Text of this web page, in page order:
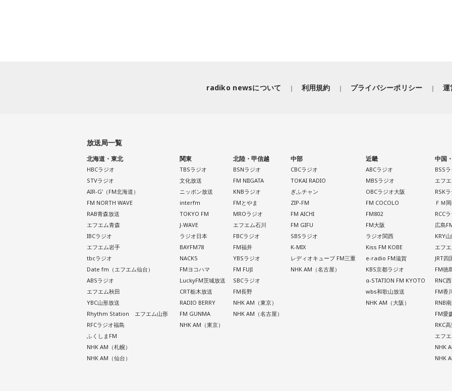
radiko newsについて 利用規約 プライバシーポリシー 運
放送局一覧
北海道・東北
HBCラジオ
STVラジオ
AIR-G'（FM北海道）
FM NORTH WAVE
RAB青森放送
エフエム青森
IBCラジオ
エフエム岩手
tbcラジオ
Date fm（エフエム仙台）
ABSラジオ
エフエム秋田
YBC山形放送
Rhythm Station エフエム山形
RFCラジオ福島
ふくしまFM
NHK AM（札幌）
NHK AM（仙台）
関東
TBSラジオ
文化放送
ニッポン放送
interfm
TOKYO FM
J-WAVE
ラジオ日本
BAYFM78
NACK5
FMヨコハマ
LuckyFM茨城放送
CRT栃木放送
RADIO BERRY
FM GUNMA
NHK AM（東京）
北陸・甲信越
BSNラジオ
FM NIIGATA
KNBラジオ
FMとやま
MROラジオ
エフエム石川
FBCラジオ
FM福井
YBSラジオ
FM FUJI
SBCラジオ
FM長野
NHK AM（東京）
NHK AM（名古屋）
中部
CBCラジオ
TOKAI RADIO
ぎふチャン
ZIP-FM
FM AICHI
FM GIFU
SBSラジオ
K-MIX
レディオキューブ FM三重
NHK AM（名古屋）
近畿
ABCラジオ
MBSラジオ
OBCラジオ大阪
FM COCOLO
FM802
FM大阪
ラジオ関西
Kiss FM KOBE
e-radio FM滋賀
KBS京都ラジオ
α-STATION FM KYOTO
wbs和歌山放送
NHK AM（大阪）
中国
BSS
エフ
RSK
ＦＭ
RCC
広島
KRY
エフ
JRT四
FM徳
RNC
FM香
RNB
FM愛
RKC
エフ
NHK
NHK